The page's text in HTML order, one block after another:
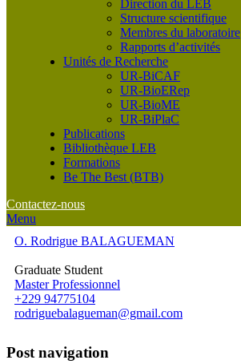
Direction du LEB
Structure scientifique
Membres du laboratoire
Rapports d’activités
Unités de Recherche
UR-BiCAF
UR-BioERep
UR-BioME
UR-BiPlaC
Publications
Bibliothèque LEB
Formations
Be The Best (BTB)
Contactez-nous
Menu
O. Rodrigue BALAGUEMAN
Graduate Student
Master Professionnel
+229 94775104
rodriguebalagueman@gmail.com
Post navigation